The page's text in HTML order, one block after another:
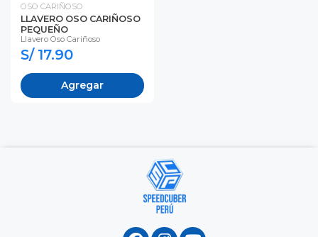
OSO CARIÑOSO
LLAVERO OSO CARIÑOSO
PEQUEÑO
Llavero Oso Cariñoso
S/ 17.90
Agregar